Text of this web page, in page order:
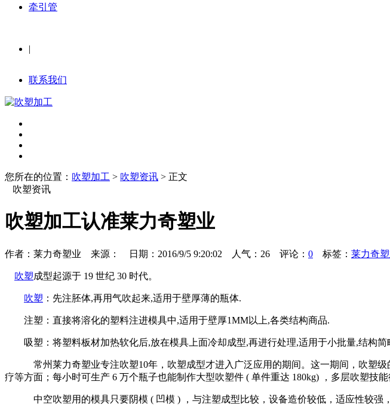
牵引管
|
联系我们
您所在的位置： 吹塑加工 > 吹塑资讯 > 正文
吹塑资讯
吹塑加工认准莱力奇塑业
作者：莱力奇塑业 来源： 日期：2016/9/5 9:20:02 人气： 26 评论： 0 标签： 莱力奇
吹塑成型起源于 19 世纪 30 时代。
吹塑 ：先注胚体,再用气吹起来,适用于壁厚薄的瓶体.
注塑：直接将溶化的塑料注进模具中,适用于壁厚1MM以上,各类结构商品.
吸塑：将塑料板材加热软化后,放在模具上面冷却成型,再进行处理,适用于小批量,结构简
常州莱力奇塑业专注吹塑10年，吹塑成型才进入广泛应用的期间。这一期间，吹塑级
疗等方面；每小时可生产 6 万个瓶子也能制作大型吹塑件 ( 单件重达 180kg) ，多层吹塑技能
中空吹塑用的模具只要阴模 ( 凹模 ) ，与注塑成型比较，设备造价较低，适应性较强，